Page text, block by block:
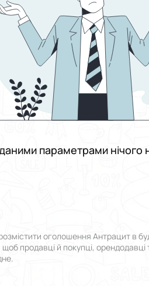
параметрами нічого
оголошення Антрацит в
продавці й покупці,